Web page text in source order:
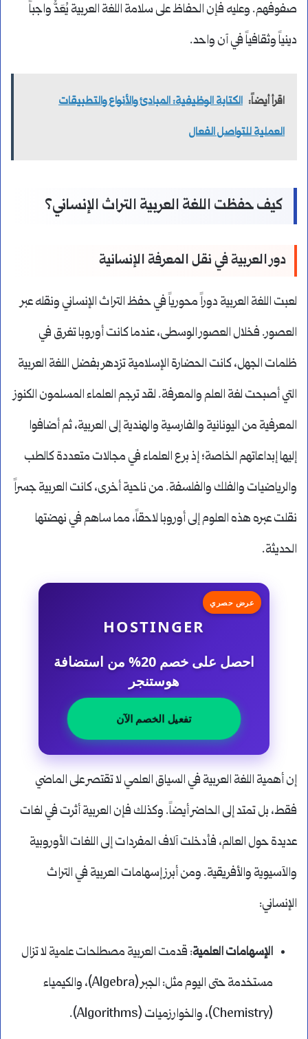
صفوفهم. وعليه فإن الحفاظ على سلامة اللغة العربية يُعَدُّ واجباً
دينياً وثقافياً في آن واحد.
اقرأ أيضاً: الكتابة الوظيفية: المبادئ والأنواع والتطبيقات
العملية للتواصل الفعال
كيف حفظت اللغة العربية التراث الإنساني؟
دور العربية في نقل المعرفة الإنسانية
لعبت اللغة العربية دوراً محورياً في حفظ التراث الإنساني ونقله عبر
العصور. فخلال العصور الوسطى، عندما كانت أوروبا تغرق في
ظلمات الجهل، كانت الحضارة الإسلامية تزدهر بفضل اللغة العربية
التي أصبحت لغة العلم والمعرفة. لقد ترجم العلماء المسلمون الكنوز
المعرفية من اليونانية والفارسية والهندية إلى العربية، ثم أضافوا
إليها إبداعاتهم الخاصة؛ إذ برع العلماء في مجالات متعددة كالطب
والرياضيات والفلك والفلسفة. من ناحية أخرى، كانت العربية جسراً
نقلت عبره هذه العلوم إلى أوروبا لاحقاً، مما ساهم في نهضتها
الحديثة.
عرض حصري
HOSTINGER
احصل على خصم 20% من استضافة
هوستنجر
تفعيل الخصم الآن
إن أهمية اللغة العربية في السياق العلمي لا تقتصر على الماضي
فقط، بل تمتد إلى الحاضر أيضاً. وكذلك فإن العربية أثرت في لغات
عديدة حول العالم، فأدخلت آلاف المفردات إلى اللغات الأوروبية
والآسيوية والأفريقية. ومن أبرز إسهامات العربية في التراث
الإنساني:
الإسهامات العلمية: قدمت العربية مصطلحات علمية لا تزال
مستخدمة حتى اليوم مثل: الجبر (Algebra)، والكيمياء
(Chemistry)، والخوارزميات (Algorithms).